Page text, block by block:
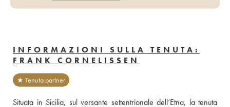
INFORMAZIONI SULLA TENUTA:
FRANK CORNELISSEN
★ Tenuta partner
Situata in Sicilia, sul versante settentrionale dell’Etna, la tenuta